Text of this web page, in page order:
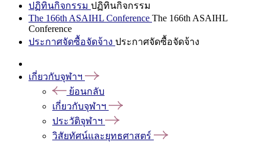
ปฏิทินกิจกรรม ปฏิทินกิจกรรม
The 166th ASAIHL Conference The 166th ASAIHL
Conference
ประกาศจัดซื้อจัดจ้าง ประกาศจัดซื้อจัดจ้าง
เกี่ยวกับจุฬาฯ
ย้อนกลับ
เกี่ยวกับจุฬาฯ
ประวัติจุฬาฯ
วิสัยทัศน์และยุทธศาสตร์